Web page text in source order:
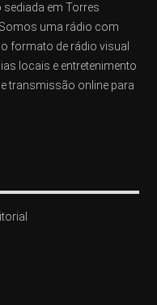
sediada em Torres
uma rádio com
formato de rádio visual
locais e entretenimento
transmissão online para